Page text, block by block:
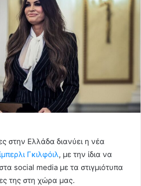
στην Ελλάδα διανύει η νέα
Γκιλφόιλ, με την ίδια να
social media με τα στιγμιότυπα
της στη χώρα μας.